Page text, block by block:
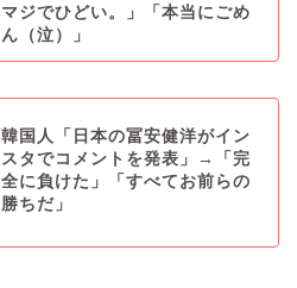
マジでひどい。」「本当にごめ
ん（泣）」
韓国人「日本の冨安健洋がイン
スタでコメントを発表」→「完
全に負けた」「すべてお前らの
勝ちだ」